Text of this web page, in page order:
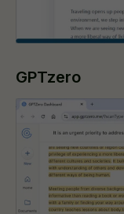
GPTzero